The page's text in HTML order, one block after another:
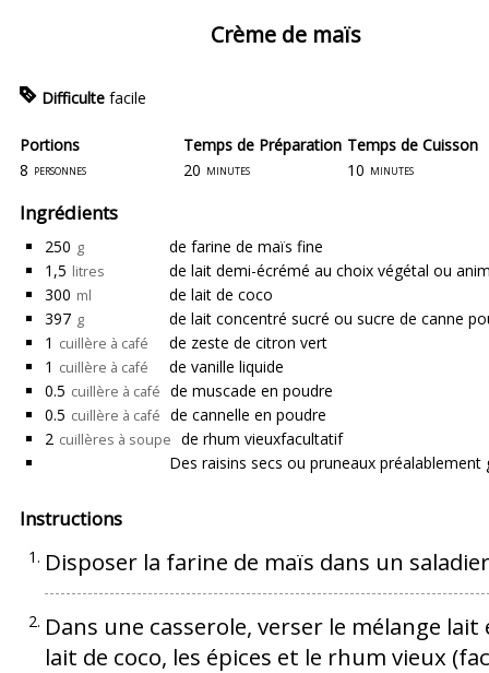
Crème de maïs
Difficulte facile
Portions
Temps de Préparation
8 personnes 20 minutes
Temps de Cuisson
10 minutes
Ingrédients
250 g de farine de maïs fine
1,5 litres de lait demi-écrémé au choix végétal ou
300 ml
de lait de coco
397 g de lait concentré sucré ou sucre de canne
1 cuillère à café
de zeste de citron vert
1 cuillère à café
de vanille liquide
0.5 cuillère à café de muscade en poudre
0.5 cuillère à café de cannelle en poudre
2 cuillères à soupe de rhum vieuxfacultatif
Des raisins secs ou pruneaux
Instructions
Disposer la farine de maïs dans un
Dans une casserole, verser le mélange
lait de coco, les épices et le rhum vieux